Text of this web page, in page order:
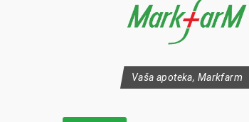
Vaša apoteka, Markfarm